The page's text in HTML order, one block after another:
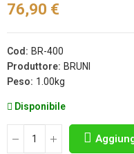
76,90 €
Cod: BR-400
Produttore: BRUNI
Peso: 1.00kg
Disponibile